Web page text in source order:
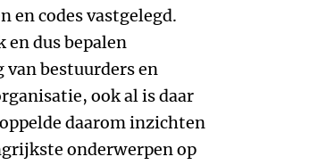
codes vastgelegd.
dus bepalen
van bestuurders en
ook al is daar
daarom inzichten
onderwerpen op